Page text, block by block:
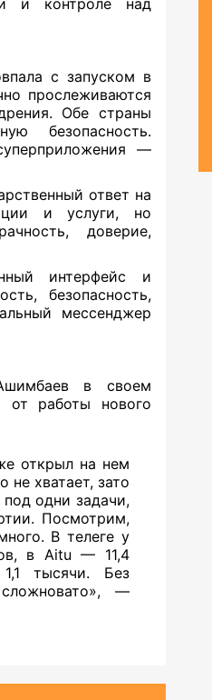
с запуском в
прослеживаются
Обе страны
безопасность.
—
ответ на
и услуги, но
доверие,
интерфейс и
безопасность,
мессенджер
в своем
от работы нового
открыл на нем
не хватает, зато
одни задачи,
Посмотрим,
В телеге у
в Aitu — 11,4
тысячи. Без
—